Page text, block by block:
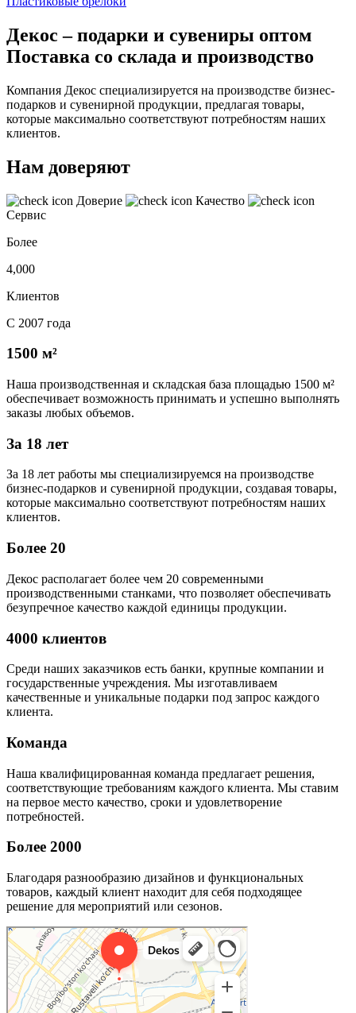
Декос – подарки и сувениры оптом
Поставка со склада и производство
Компания Декос специализируется на производстве бизнес-
подарков и сувенирной продукции, предлагая товары,
которые максимально соответствуют потребностям наших
клиентов.
Нам доверяют
Доверие
Качество
Сервис
Более
4,000
Клиентов
С 2007 года
1500 м²
Наша производственная и складская база площадью 1500 м²
обеспечивает возможность принимать и успешно выполнять
заказы любых объемов.
За 18 лет
За 18 лет работы мы специализируемся на производстве
бизнес-подарков и сувенирной продукции, создавая товары,
которые максимально соответствуют потребностям наших
клиентов.
Более 20
Декос располагает более чем 20 современными
производственными станками, что позволяет обеспечивать
безупречное качество каждой единицы продукции.
4000 клиентов
Среди наших заказчиков есть банки, крупные компании и
государственные учреждения. Мы изготавливаем
качественные и уникальные подарки под запрос каждого
клиента.
Команда
Наша квалифицированная команда предлагает решения,
соответствующие требованиям каждого клиента. Мы ставим
на первое место качество, сроки и удовлетворение
потребностей.
Более 2000
Благодаря разнообразию дизайнов и функциональных
товаров, каждый клиент находит для себя подходящее
решение для мероприятий или сезонов.